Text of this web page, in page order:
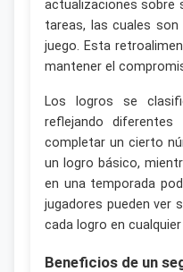
actualizaciones sobre
tareas, las cuales
juego. Esta
mantener el
Los logros se
reflejando
completar un cierto
un logro básico,
en una temporada
jugadores pueden ver
cada logro en
Beneficios de un